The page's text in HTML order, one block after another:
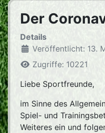
Der
Details
Veröffentlicht: 13.
Zugriffe: 10221
Liebe Sportfreunde,
im Sinne des
Spiel- und
Weiteres ein und